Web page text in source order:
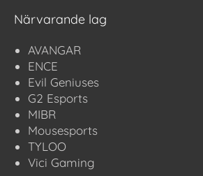
Närvarande lag
AVANGAR
ENCE
Evil Geniuses
G2 Esports
MIBR
Mousesports
TYLOO
Vici Gaming